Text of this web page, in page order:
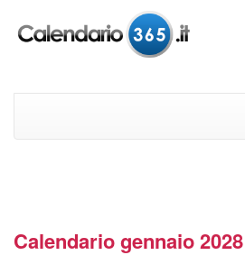
Calendario gennaio 2028